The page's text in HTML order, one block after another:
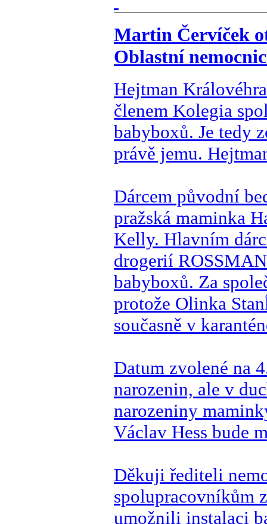
Martin Červíček
Oblastní
Hejtman
členem Kolegia
babyboxů. Je tedy
právě jemu.
Dárcem původní
pražská maminka
Kelly. Hlavním
drogerií
babyboxů. Za
protože Olinka
současně v
Datum zvolené na
narozenin, ale v
narozeniny
Václav Hess bude
Děkuji řediteli
spolupracovníkům
umožnili instalaci